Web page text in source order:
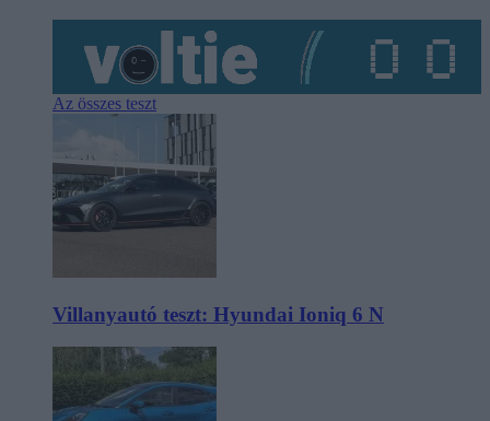
Az összes teszt
Villanyautó teszt: Hyundai Ioniq 6 N